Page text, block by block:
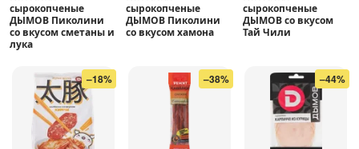
сырокопченые
ДЫМОВ Пиколини
со вкусом сметаны и
лука
сырокопченые
ДЫМОВ Пиколини
со вкусом хамона
сырокопченые
ДЫМОВ со вкусом
Тай Чили
–18% –38% –44%